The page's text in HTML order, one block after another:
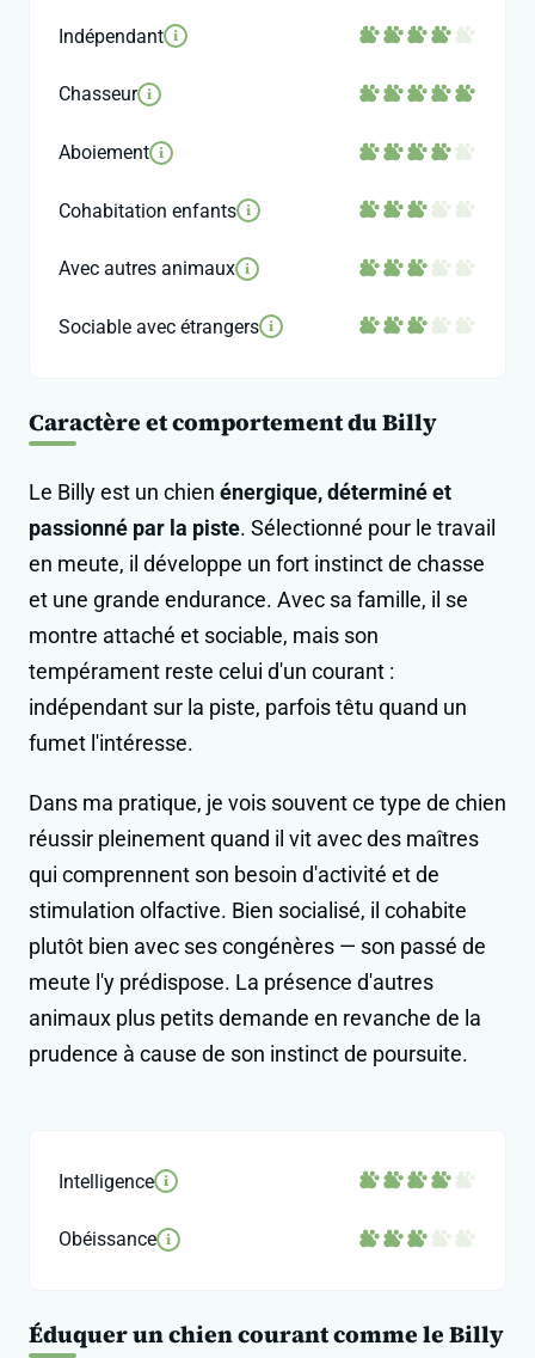
Indépendant i
Chasseur i
Aboiement i
Cohabitation enfants i
Avec autres animaux i
Sociable avec étrangers i
Caractère et comportement du Billy
Le Billy est un chien énergique, déterminé et
passionné par la piste. Sélectionné pour le travail
en meute, il développe un fort instinct de chasse
et une grande endurance. Avec sa famille, il se
montre attaché et sociable, mais son
tempérament reste celui d'un courant :
indépendant sur la piste, parfois têtu quand un
fumet l'intéresse.
Dans ma pratique, je vois souvent ce type de chien
réussir pleinement quand il vit avec des maîtres
qui comprennent son besoin d'activité et de
stimulation olfactive. Bien socialisé, il cohabite
plutôt bien avec ses congénères — son passé de
meute l'y prédispose. La présence d'autres
animaux plus petits demande en revanche de la
prudence à cause de son instinct de poursuite.
Intelligence i
Obéissance i
Éduquer un chien courant comme le Billy